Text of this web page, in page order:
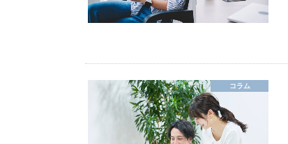
コラム